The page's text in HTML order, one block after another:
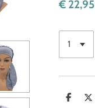
€ 22,95
D
D